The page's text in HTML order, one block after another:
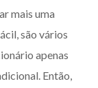
mais uma
são vários
apenas
Então,